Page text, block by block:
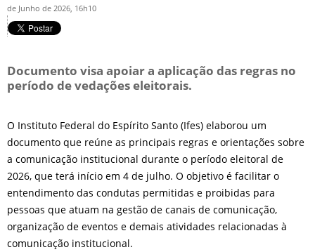
de Junho de 2026, 16h10
Documento visa apoiar a aplicação das regras no
período de vedações eleitorais.
O Instituto Federal do Espírito Santo (Ifes) elaborou um
documento que reúne as principais regras e orientações sobre
a comunicação institucional durante o período eleitoral de
2026, que terá início em 4 de julho. O objetivo é facilitar o
entendimento das condutas permitidas e proibidas para
pessoas que atuam na gestão de canais de comunicação,
organização de eventos e demais atividades relacionadas à
comunicação institucional.